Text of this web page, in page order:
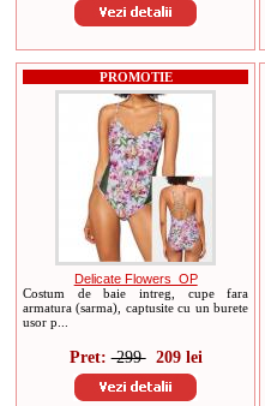
PROMOTIE
Delicate Flowers_OP
Costum de baie intreg, cupe fara
armatura (sarma), captusite cu un burete
usor p...
Pret:299209 lei